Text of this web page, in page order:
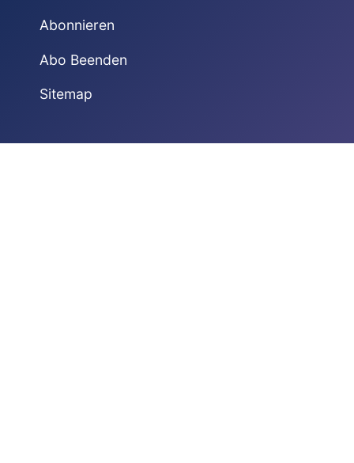
Abonnieren
Abo Beenden
Sitemap